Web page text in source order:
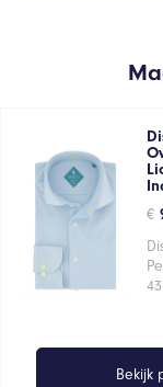
€
43
Bekijk